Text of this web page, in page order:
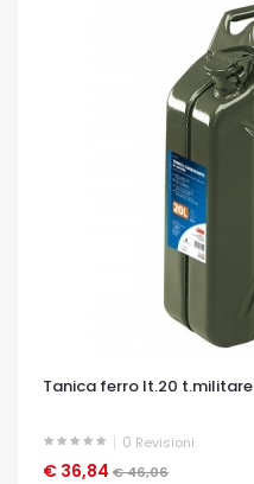
Tanica ferro lt.20 t.militare
0 Revisioni
€ 36,84 € 46,06
OCCHIATA VELOCE